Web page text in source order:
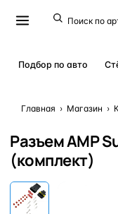
Подбор по авто
Главная › Магазин ›
Разъем AMP
(комплект)